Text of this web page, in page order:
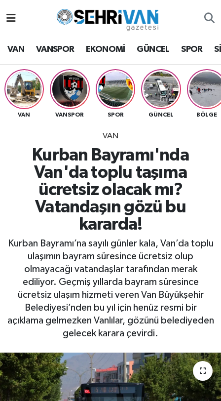
VAN VANSPOR EKONOMİ GÜNCEL SPOR
VAN VANSPOR SPOR GÜNCEL BÖLGE
VAN
Kurban Bayramı'nda
Van'da toplu taşıma
ücretsiz olacak mı?
Vatandaşın gözü bu
kararda!
Kurban Bayramı’na sayılı günler kala, Van’da toplu
ulaşımın bayram süresince ücretsiz olup
olmayacağı vatandaşlar tarafından merak
ediliyor. Geçmiş yıllarda bayram süresince
ücretsiz ulaşım hizmeti veren Van Büyükşehir
Belediyesi’nden bu yıl için henüz resmi bir
açıklama gelmezken Vanlılar, gözünü belediyeden
gelecek karara çevirdi.
Van Hava Durumu
VAN Namaz Vakitleri
Van Trafik Yoğunluk Haritası
Süper Lig Puan Durumu ve Fikstür
Tüm Manşetler
Son Dakika Haberleri
Haber Arşivi